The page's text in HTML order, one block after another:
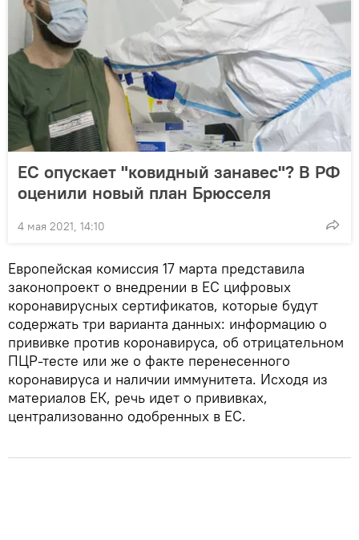
ЕС опускает "ковидный занавес"? В РФ
оценили новый план Брюсселя
4 мая 2021, 14:10
Европейская комиссия 17 марта представила
законопроект о внедрении в ЕС цифровых
коронавирусных сертификатов, которые будут
содержать три варианта данных: информацию о
прививке против коронавируса, об отрицательном
ПЦР-тесте или же о факте перенесенного
коронавируса и наличии иммунитета. Исходя из
материалов ЕК, речь идет о прививках,
централизованно одобренных в ЕС.